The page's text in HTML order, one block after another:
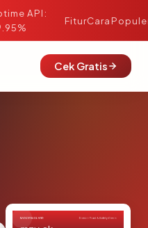
API:
FiturCara
Cek Gratis